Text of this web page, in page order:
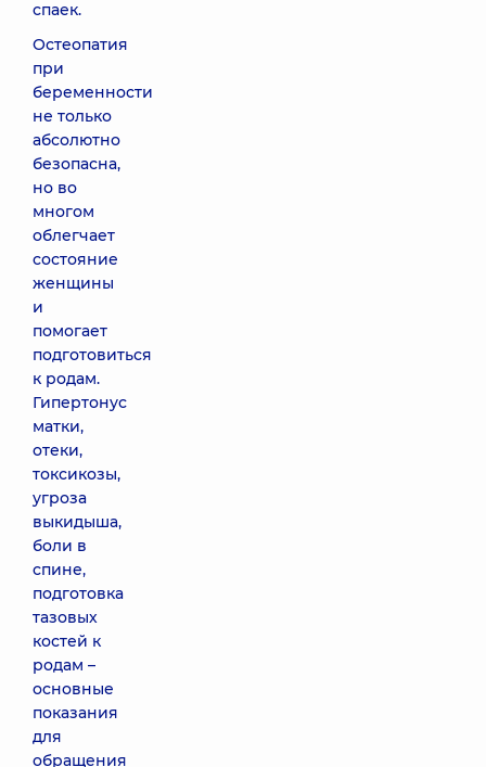
спаек.
Остеопатия
при
беременности
не только
абсолютно
безопасна,
но во
многом
облегчает
состояние
женщины
и
помогает
подготовиться
к родам.
Гипертонус
матки,
отеки,
токсикозы,
угроза
выкидыша,
боли в
спине,
подготовка
тазовых
костей к
родам –
основные
показания
для
обращения